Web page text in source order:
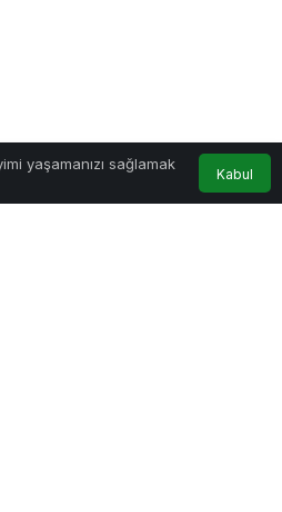
yaşamanızı sağlamak
Kabul
Hesabım